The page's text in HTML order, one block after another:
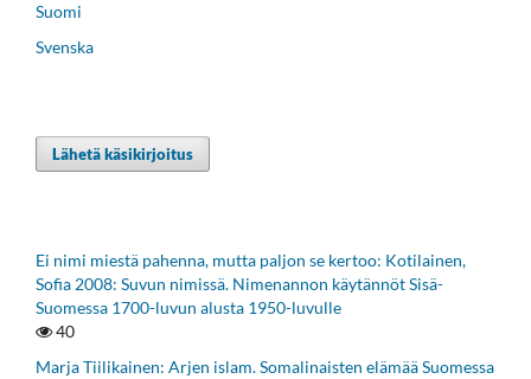
Suomi
Svenska
Lähetä käsikirjoitus
Ei nimi miestä pahenna, mutta paljon se kertoo: Kotilainen,
Sofia 2008: Suvun nimissä. Nimenannon käytännöt Sisä-
Suomessa 1700-luvun alusta 1950-luvulle
40
Marja Tiilikainen: Arjen islam. Somalinaisten elämää Suomessa